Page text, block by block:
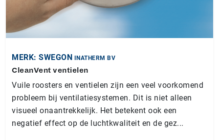
MERK: SWEGON INATHERM BV
CleanVent ventielen
Vuile roosters en ventielen zijn een veel voorkomend
probleem bij ventilatiesystemen. Dit is niet alleen
visueel onaantrekkelijk. Het betekent ook een
negatief effect op de luchtkwaliteit en de gez...